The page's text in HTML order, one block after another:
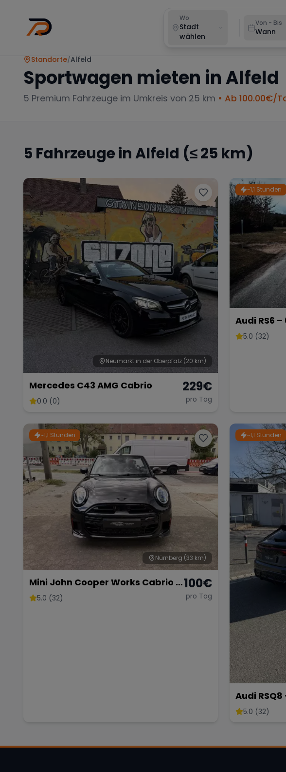
Wo
Stadt
wählen
Von - Bis
Wann
Standorte/Alfeld
Sportwagen mieten inAlfeld
5 Premium Fahrzeuge im Umkreis von 25 km • Ab 100.00€/
5 Fahrzeuge inAlfeld (≤ 25 km)
Neumarkt in der Oberpfalz (20 km)
Mercedes C43 AMG Cabrio
0.0 (0)
229€
pro Tag
~1,1 Stunden
Audi RS6
5.0 (32)
~1,1 Stunden
Nürnberg (33 km)
Mini John Cooper Works Cabrio –
Fahrspaß Offenes Verdeck
5.0 (32)
100€
pro Tag
~1,1 Stunden
Audi
5.0 (32)